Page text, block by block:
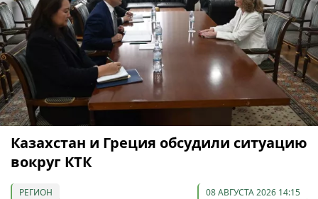
Казахстан и Греция обсудили ситуацию
вокруг КТК
РЕГИОН 08 АВГУСТА 2026 14:15